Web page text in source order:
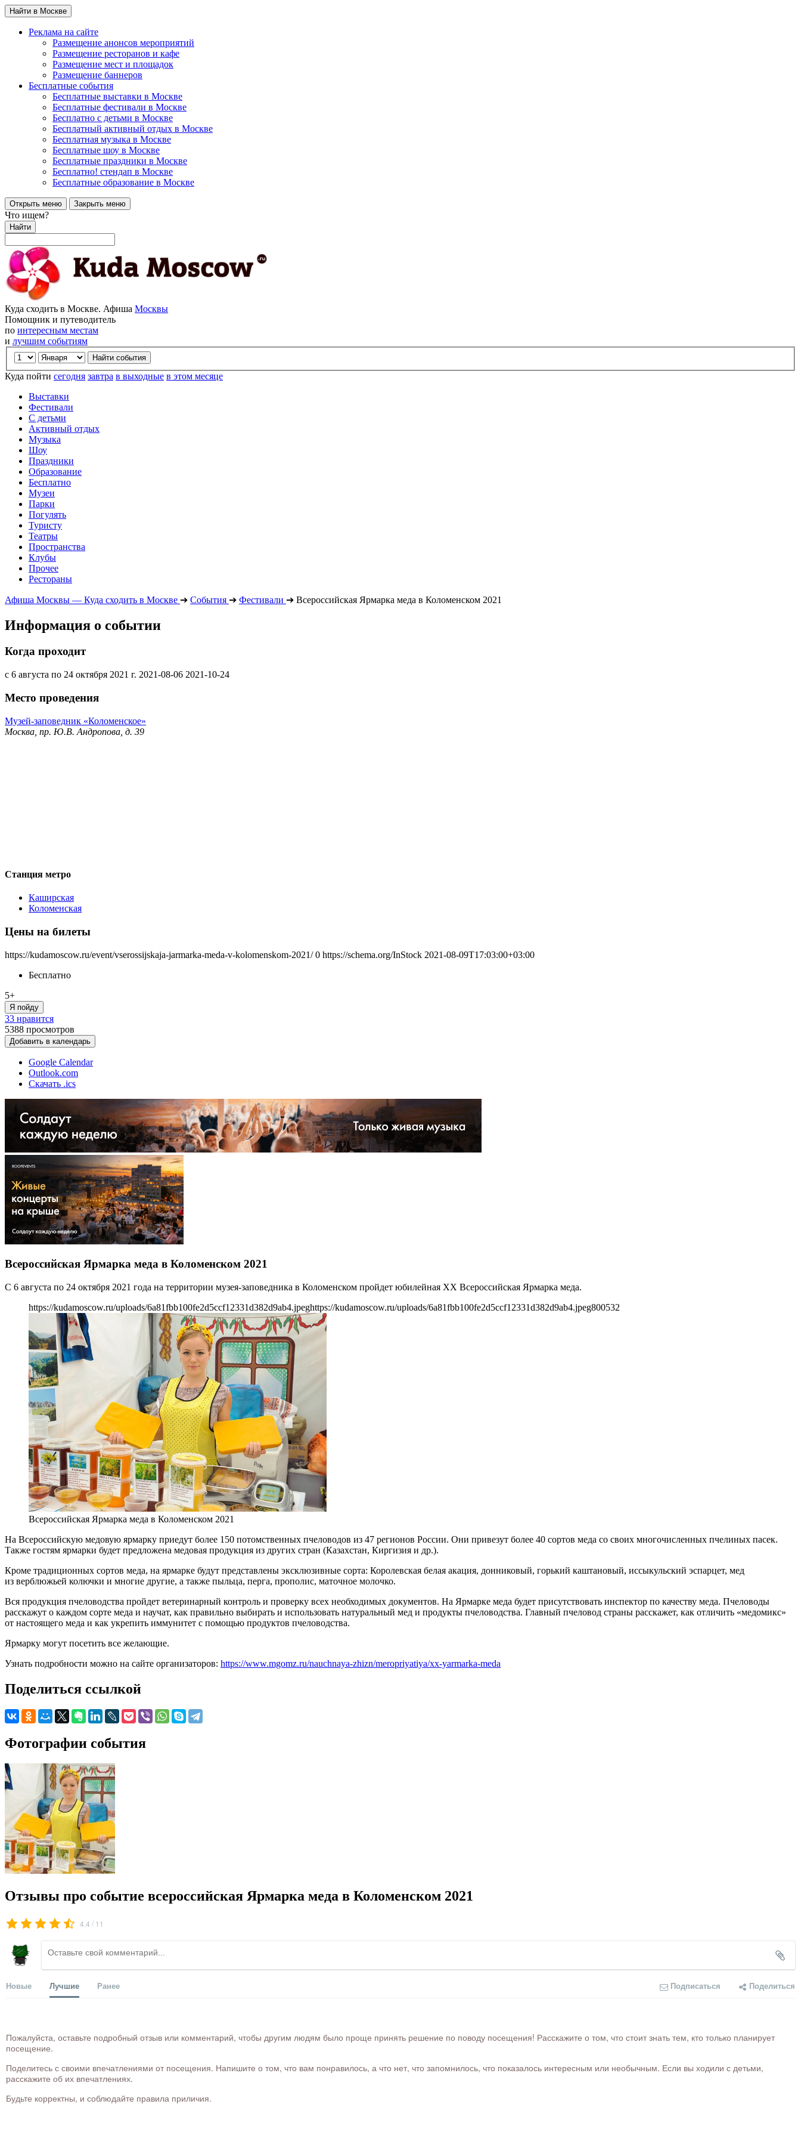
Найти в Москве
Реклама на сайте
Размещение анонсов мероприятий
Размещение ресторанов и кафе
Размещение мест и площадок
Размещение баннеров
Бесплатные события
Бесплатные выставки в Москве
Бесплатные фестивали в Москве
Бесплатно с детьми в Москве
Бесплатный активный отдых в Москве
Бесплатная музыка в Москве
Бесплатные шоу в Москве
Бесплатные праздники в Москве
Бесплатно! стендап в Москве
Бесплатные образование в Москве
Открыть меню Закрыть меню
Что ищем?
Найти
Куда сходить в Москве. Афиша Москвы
Помощник и путеводитель
по интересным местам
и лучшим событиям
Куда пойти сегодня завтра в выходные в этом месяце
Выставки
Фестивали
С детьми
Активный отдых
Музыка
Шоу
Праздники
Образование
Бесплатно
Музеи
Парки
Погулять
Туристу
Театры
Пространства
Клубы
Прочее
Рестораны
Афиша Москвы — Куда сходить в Москве ➔ События ➔ Фестивали ➔ Всероссийская Ярмарка меда в Коломенском 2021
Информация о событии
Когда проходит
с 6 августа по 24 октября 2021 г. 2021-08-06 2021-10-24
Место проведения
Музей-заповедник «Коломенское»
Москва, пр. Ю.В. Андропова, д. 39
Станция метро
Каширская
Коломенская
Цены на билеты
https://kudamoscow.ru/event/vserossijskaja-jarmarka-meda-v-kolomenskom-2021/ 0 https://schema.org/InStock 2021-08-09T17:03:00+03:00
Бесплатно
5+
Я пойду
33 нравится
5388 просмотров
Добавить в календарь
Google Calendar
Outlook.com
Скачать .ics
Всероссийская Ярмарка меда в Коломенском 2021
С 6 августа по 24 октября 2021 года на территории музея-заповедника в Коломенском пройдет юбилейная XX Всероссийская Ярмарка меда.
https://kudamoscow.ru/uploads/6a81fbb100fe2d5ccf12331d382d9ab4.jpeghttps://kudamoscow.ru/uploads/6a81fbb100fe2d5ccf12331d382d9ab4.jpeg800532
Всероссийская Ярмарка меда в Коломенском 2021
На Всероссийскую медовую ярмарку приедут более 150 потомственных пчеловодов из 47 регионов России. Они привезут более 40 сортов меда со своих многочисленных пчелиных пасек.
Также гостям ярмарки будет предложена медовая продукция из других стран (Казахстан, Киргизия и др.).
Кроме традиционных сортов меда, на ярмарке будут представлены эксклюзивные сорта: Королевская белая акация, донниковый, горький каштановый, иссыкульский эспарцет, мед
из верблюжьей колючки и многие другие, а также пыльца, перга, прополис, маточное молочко.
Вся продукция пчеловодства пройдет ветеринарный контроль и проверку всех необходимых документов. На Ярмарке меда будет присутствовать инспектор по качеству меда. Пчеловоды
расскажут о каждом сорте меда и научат, как правильно выбирать и использовать натуральный мед и продукты пчеловодства. Главный пчеловод страны расскажет, как отличить «медомикс»
от настоящего меда и как укрепить иммунитет с помощью продуктов пчеловодства.
Ярмарку могут посетить все желающие.
Узнать подробности можно на сайте организаторов: https://www.mgomz.ru/nauchnaya-zhizn/meropriyatiya/xx-yarmarka-meda
Поделиться ссылкой
Фотографии события
Отзывы про событие всероссийская Ярмарка меда в Коломенском 2021
4.4 / 11
Новые Лучшие Ранее Подписаться Поделиться
Пожалуйста, оставьте подробный отзыв или комментарий, чтобы другим людям было проще принять решение по поводу посещения! Расскажите о том, что стоит знать тем, кто только планирует
посещение.
Поделитесь с своими впечатлениями от посещения. Напишите о том, что вам понравилось, а что нет, что запомнилось, что показалось интересным или необычным. Если вы ходили с детьми,
расскажите об их впечатлениях.
Будьте корректны, и соблюдайте правила приличия.